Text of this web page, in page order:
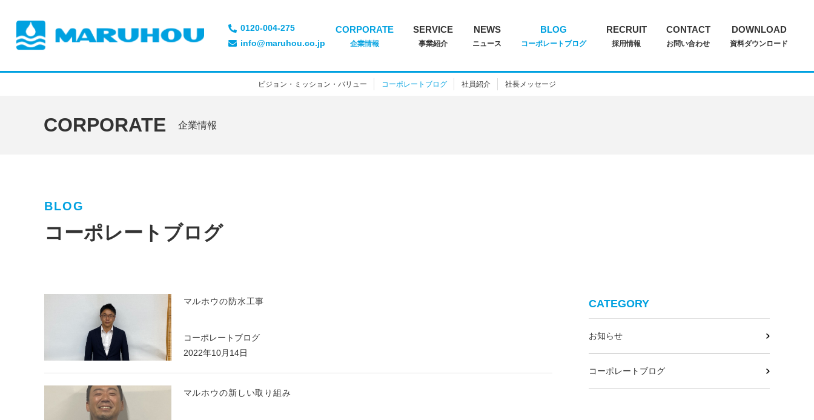
0120-004-275
info@maruhou.co.jp
CORPORATE
企業情報
SERVICE
事業紹介
NEWS
ニュース
BLOG
コーポレートブログ
RECRUIT
採用情報
CONTACT
お問い合わせ
DOWNLOAD
資料ダウンロード
ビジョン・ミッション・バリュー コーポレートブログ 社員紹介 社長メッセージ
CORPORATE 企業情報
BLOG
コーポレートブログ
マルホウの防水工事
コーポレートブログ
2022年10月14日
マルホウの新しい取り組み
CATEGORY
お知らせ
コーポレートブログ